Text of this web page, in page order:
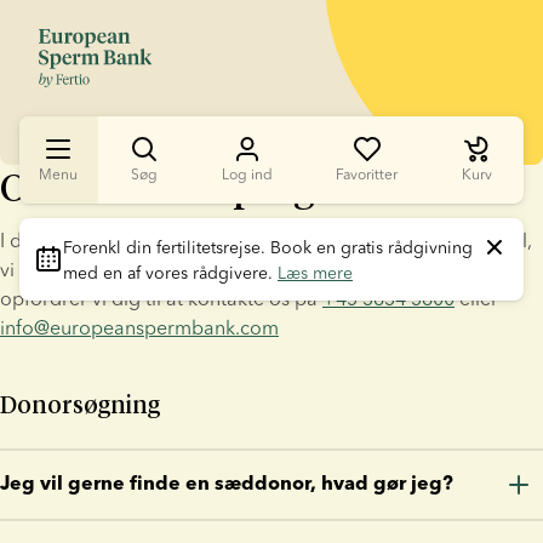
Menu Søg Log ind Favoritter Kurv
Forenkl din fertilitetsrejse. Book en gratis rådgivning
med en af vores rådgivere. Læs mere
Ofte stillede spørgsmål
I det nedenstående finder du svar på nogle af de spørgsmål,
vi ofte bliver stillet. Hvis du ikke får svar på dine spørgsmål,
opfordrer vi dig til at kontakte os på +45 3834 3600
eller
info@europeanspermbank.com
Donorsøgning
Jeg vil gerne finde en sæddonor, hvad gør jeg?